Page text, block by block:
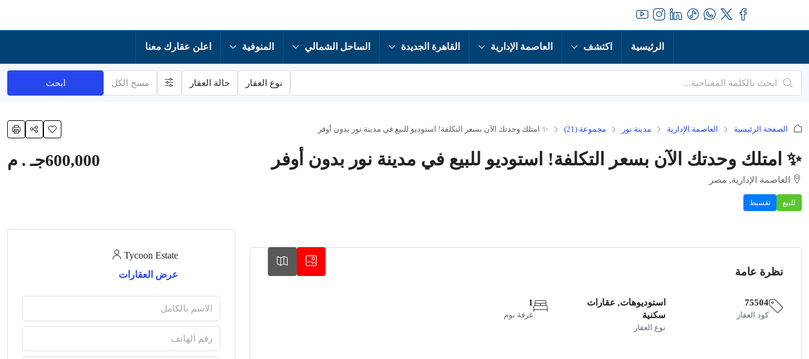
الرئيسية اكتشف العاصمة الإدارية القاهرة الجديدة الساحل الشمالي المنوفية اعلن عقارك معنا
نوع العقار حالة العقار مسح الكل ابحث
الصفحة الرئيسية العاصمة الإدارية مدينة نور مجموعة (21) ✨ امتلك وحدتك الآن بسعر التكلفة! استوديو للبيع في مدينة نور بدون أوفر
✨ امتلك وحدتك الآن بسعر التكلفة! استوديو للبيع في مدينة نور بدون أوفر
العاصمة الإدارية, مصر
للبيع تقسيط
600,000جـ . م
نظرة عامة
75504
كود العقار
استوديوهات, عقارات
سكنية
نوع العقار
1
غرفة نوم
Tycoon Estate
عرض العقارات